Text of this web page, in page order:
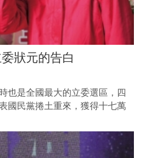
狀元的告白
也是全國最大的立委選區，四
國民黨捲土重來，獲得十七萬